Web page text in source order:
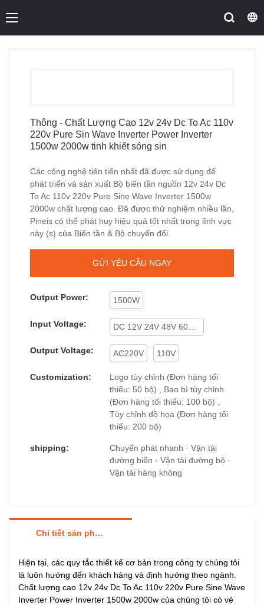
Thông - Chất Lượng Cao 12v 24v Dc To Ac 110v
220v Pure Sin Wave Inverter Power Inverter
1500w 2000w tinh khiết sóng sin
Các công nghệ tiên tiến nhất đã được sử dụng để
phát triển và sản xuất Bộ biến tần nguồn 12v 24v Dc
To Ac 110v 220v Pure Sine Wave Inverter 1500w
2000w chất lượng cao. Đã được thử nghiệm nhiều lần,
Pineis có thể phát huy hiệu quả tốt nhất trong lĩnh vực
này (s) của Biến tần & Bộ chuyển đổi.
GỬI YÊU CẦU NGAY
Output Power: 1500W
Input Voltage:
Output Voltage: AC220V 110V
Customization:
Logo tùy chỉnh (Đơn hàng tối
thiểu: 50 bộ) , Bao bì tùy chỉnh
(Đơn hàng tối thiểu: 100 bộ) ,
Tùy chỉnh đồ họa (Đơn hàng tối
thiểu: 200 bộ)
shipping:
Chuyển phát nhanh · Vận tải
đường biển · Vận tải đường bộ ·
Vận tải hàng không
Chi tiết sản phẩm
Hiện tại, các quy tắc thiết kế cơ bản trong công ty chúng tôi
là luôn hướng đến khách hàng và định hướng theo ngành.
Chất lượng cao 12v 24v Dc To Ac 110v 220v Pure Sine Wave
Inverter Power Inverter 1500w 2000w của chúng tôi có vẻ